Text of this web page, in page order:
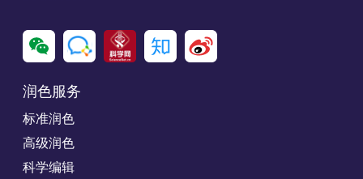
润色服务
标准润色
高级润色
科学编辑